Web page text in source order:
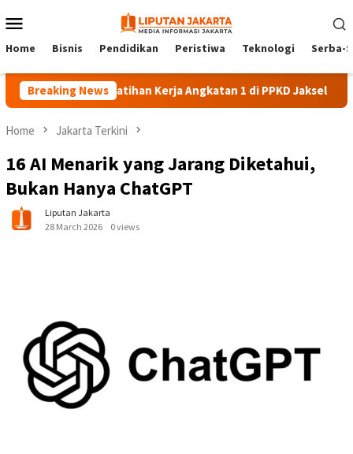
to
Menu
Home Bisnis Pendidikan Peristiwa Teknologi Serba-
Breaking News
Pelatihan Kerja Angkatan 1 di PPKD Jaksel 10 Wisata
Home Jakarta Terkini
16 AI Menarik yang Jarang Diketahui,
Bukan Hanya ChatGPT
Liputan Jakarta
28 March 2026
0 views